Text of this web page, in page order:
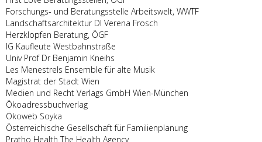
Forschungs- und Beratungsstelle Arbeitswelt, WWTF
Landschaftsarchitektur DI Verena Frosch
Herzklopfen Beratung, ÖGF
IG Kaufleute Westbahnstraße
Univ Prof Dr Benjamin Kneihs
Les Menestrels Ensemble für alte Musik
Magistrat der Stadt Wien
Medien und Recht Verlags GmbH Wien-München
Ökoadressbuchverlag
Ökoweb Soyka
Österreichische Gesellschaft für Familienplanung
Pratho Health The Health Agency